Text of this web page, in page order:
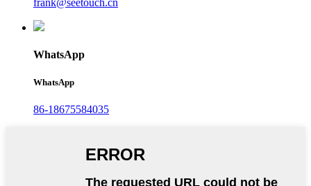
frank@seetouch.cn
WhatsApp
WhatsApp
86-18675584035